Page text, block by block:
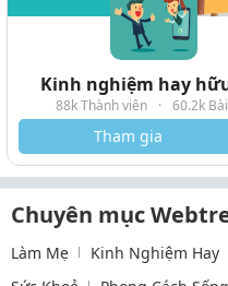
Kinh nghiệm hay
88k Thành viên · 60.2k
Tham gia
Chuyên mục
Làm Mẹ Kinh Nghiệm Hay